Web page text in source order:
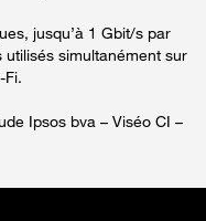
jusqu’à 1 Gbit/s par
simultanément sur
Fi.
Ipsos bva – Viséo CI –